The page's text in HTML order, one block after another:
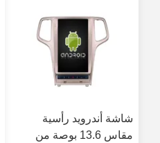
شاشة أندرويد رأسية
مقاس 13.6 بوصة من